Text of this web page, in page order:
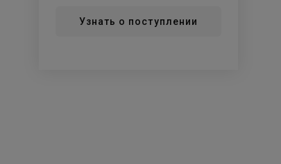
Узнать о поступлении